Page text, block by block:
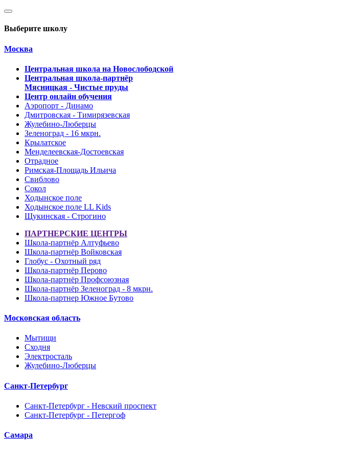
Выберите школу
Москва
Центральная школа на Новослободской
Центральная школа-партнёр
Мясницкая - Чистые пруды
Центр онлайн обучения
Аэропорт - Динамо
Дмитровская - Тимирязевская
Жулебино-Люберцы
Зеленоград - 16 мкрн.
Крылатское
Менделеевская-Достоевская
Отрадное
Римская-Площадь Ильича
Свиблово
Сокол
Ходынское поле
Ходынское поле LL Kids
Щукинская - Строгино
ПАРТНЕРСКИЕ ЦЕНТРЫ
Школа-партнёр Алтуфьево
Школа-партнёр Войковская
Глобус - Охотный ряд
Школа-партнёр Перово
Школа-партнёр Профсоюзная
Школа-партнёр Зеленоград - 8 мкрн.
Школа-партнер Южное Бутово
Московская область
Мытищи
Сходня
Электросталь
Жулебино-Люберцы
Санкт-Петербург
Санкт-Петербург - Невский проспект
Санкт-Петербург - Петергоф
Самара